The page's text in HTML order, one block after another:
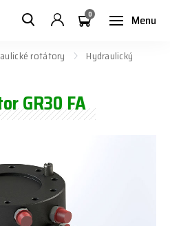
Menu
0
rotátory
Hydraulický
GR30 FA